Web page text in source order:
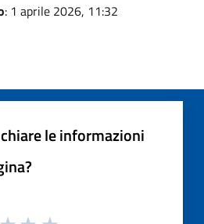
: 1 aprile 2026, 11:32
le informazioni